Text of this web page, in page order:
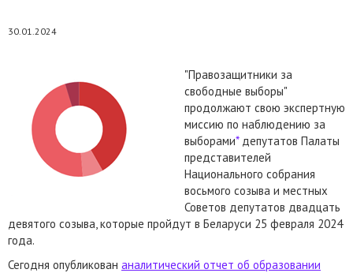
30.01.2024
"Правозащитники за
свободные выборы"
продолжают свою экспертную
миссию по наблюдению за
выборами*депутатов Палаты
представителей
Национального собрания
восьмого созыва и местных
Советов депутатов двадцать
девятого созыва, которые пройдут в Беларуси 25 февраля 2024
года.
Сегодня опубликован аналитический отчет об образовании